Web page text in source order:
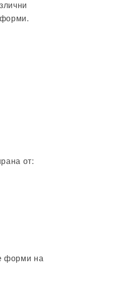
форми.
от:
форми на